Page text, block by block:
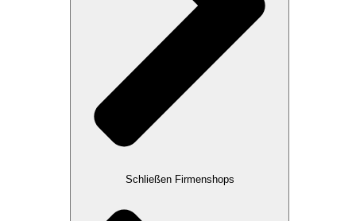
Schließen Firmenshops